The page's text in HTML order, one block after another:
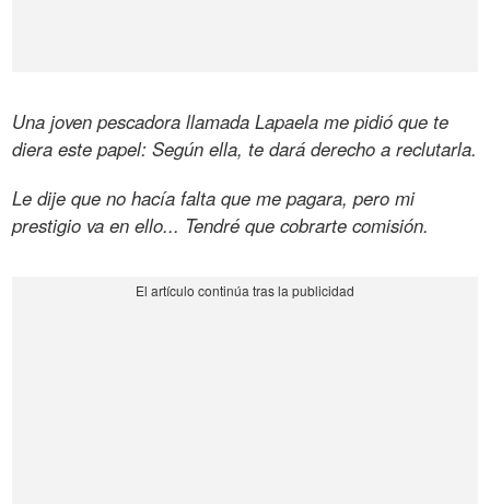
Una joven pescadora llamada Lapaela me pidió que te
diera este papel: Según ella, te dará derecho a reclutarla.
Le dije que no hacía falta que me pagara, pero mi
prestigio va en ello... Tendré que cobrarte comisión.